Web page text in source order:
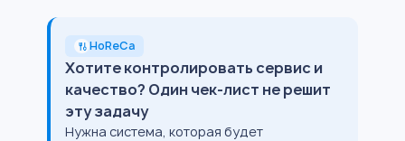
HoReCa
Хотите контролировать сервис и
качество? Один чек-лист не решит
эту задачу
Нужна система, которая будет